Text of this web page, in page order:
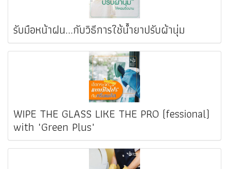
รับมือหน้าฝน...กับวิธีการใช้น้ำยาปรับผ้านุ่ม
WIPE THE GLASS LIKE THE PRO (fessional)
with "Green Plus"